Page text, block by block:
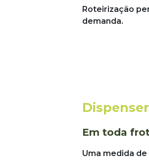
Roteirização
demanda.
Em toda
Uma medida